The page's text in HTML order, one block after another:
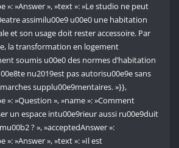
»: »Answer », »text »: »Le studio ne peut
assimilu00e9 u00e0 une habitation
et son usage doit rester accessoire. Par
la transformation en logement
soumis u00e0 des normes d’habitation
nu2019est pas autorisu00e9e sans
supplu00e9mentaires. »}},
»: »Question », »name »: »Comment
un espace intu00e9rieur aussi ru00e9duit
? », »acceptedAnswer »:
»: »Answer », »text »: »Il est